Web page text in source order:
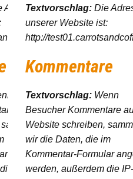
Adresse
auf der
angezeigt
IP-
Textvorschlag: Die
unserer Website ist:
http://
Kommentare
Textvorschlag: Wenn
Besucher Kommentare
Website schreiben,
wir die Daten, die im
Kommentar-Formular
werden, außerdem die IP-